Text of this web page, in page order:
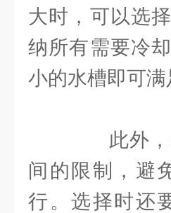
大时，可以选
纳所有需要冷
小的水槽即可满
此外，
间的限制，避
行。选择时还